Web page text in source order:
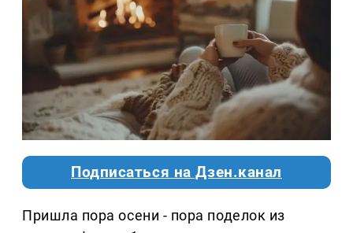
Подписаться на Дзен.канал
Пришла пора осени - пора поделок из